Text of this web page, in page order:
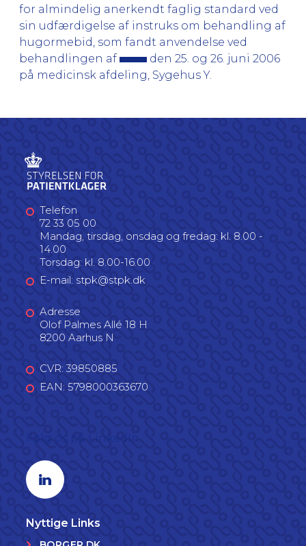
for almindelig anerkendt faglig standard ved
sin udfærdigelse af instruks om behandling af
hugormebid, som fandt anvendelse ved
behandlingen af
den 25. og 26. juni 2006
på medicinsk afdeling, Sygehus Y.
Telefon
72 33 05 00
Mandag, tirsdag, onsdag og fredag: kl. 8.00 -
14.00
Torsdag: kl. 8.00-16.00
E-mail: stpk@stpk.dk
Adresse
Olof Palmes Allé 18 H
8200 Aarhus N
CVR: 39850885
EAN: 5798000363670
Linkedin profil
Nyttige Links